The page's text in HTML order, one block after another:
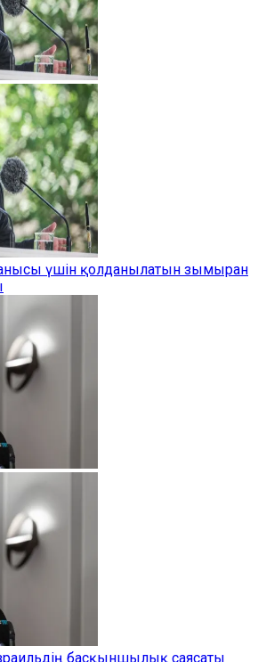
үшін қолданылатын зымыран
басқыншылық саясаты